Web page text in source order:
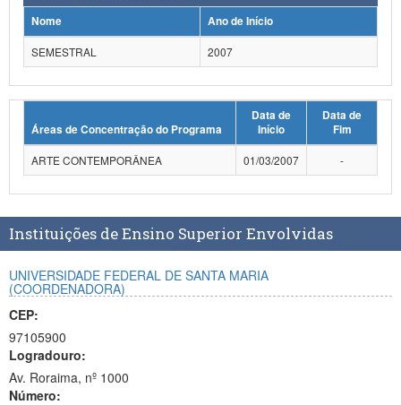
Advocacia-Geral da União
Nome
Ano de Início
SEMESTRAL
2007
Áreas de Concentração do Programa
Data de
Início
Data de
Fim
ARTE CONTEMPORÂNEA
01/03/2007 -
Instituições de Ensino Superior Envolvidas
UNIVERSIDADE FEDERAL DE SANTA MARIA
(COORDENADORA)
CEP:
97105900
Logradouro:
Av. Roraima, nº 1000
Número: